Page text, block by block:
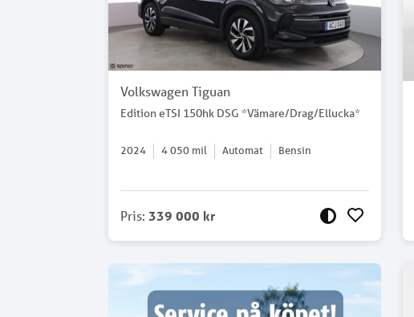
Volkswagen Tiguan
Edition eTSI 150hk DSG *Vämare/Drag/Ellucka*
2024 4 050 mil Automat Bensin
Pris:339 000 kr